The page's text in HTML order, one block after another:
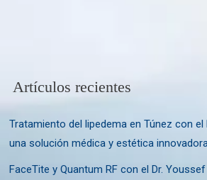
Artículos recientes
Tratamiento del lipedema en Túnez con el
una solución médica y estética innovadora
FaceTite y Quantum RF con el Dr.